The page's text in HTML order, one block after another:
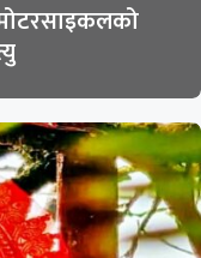
मोटरसाइकलको